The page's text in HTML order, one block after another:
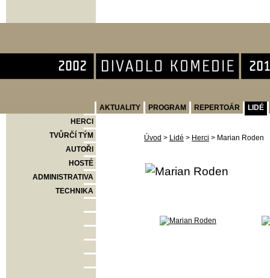
AKTUALITY PROGRAM REPERTOÁR
LIDÉ
HERCI
TVŮRČÍ TÝM
AUTOŘI
HOSTÉ
ADMINISTRATIVA
TECHNIKA
Úvod > Lidé > Herci > Marian Roden